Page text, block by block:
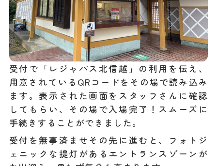
受付で「レジャパス北信越」の利用を伝え、
用意されているQRコードをその場で読み込み
ます。表示された画面をスタッフさんに確認
してもらい、その場で入場完了！スムーズに
手続きすることができました。
受付を無事済ませその先に進むと、フォトジ
ェニックな提灯があるエントランスゾーンが